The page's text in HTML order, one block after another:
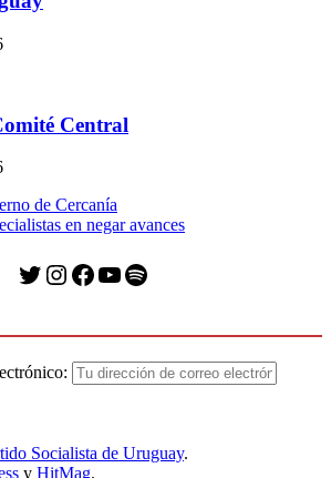
Central
de Cercanía
en negar avances
Twitter
Instagram
Facebook
YouTube
Spotify
Socialista de Uruguay.
y HitMag.